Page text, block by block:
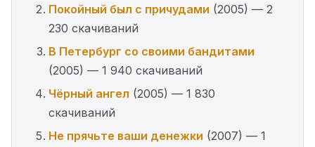
Покойный был с причудами (2005) — 2
230 скачиваний
В Петербург со своими бандитами
(2005) — 1 940 скачиваний
Чёрный ангел (2005) — 1 830
скачиваний
Не прячьте ваши денежки (2007) — 1